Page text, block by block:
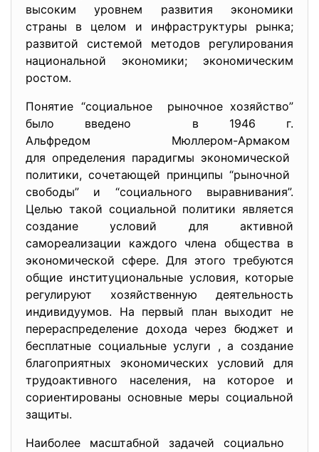
высоким уровнем развития экономики
страны в целом и инфраструктуры рынка;
развитой системой методов регулирования
национальной экономики; экономическим
ростом.
Понятие “социальное рыночное хозяйство”
было введено в 1946 г.
Альфредом Мюллером-Армаком
для определения парадигмы экономической
политики, сочетающей принципы “рыночной
свободы” и “социального выравнивания”.
Целью такой социальной политики является
создание условий для активной
самореализации каждого члена общества в
экономической сфере. Для этого требуются
общие институциональные условия, которые
регулируют хозяйственную деятельность
индивидуумов. На первый план выходит не
перераспределение дохода через бюджет и
бесплатные социальные услуги , а создание
благоприятных экономических условий для
трудоактивного населения, на которое и
сориентированы основные меры социальной
защиты.
Наиболее масштабной задачей социально